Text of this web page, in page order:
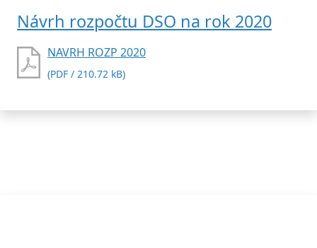
Návrh rozpočtu DSO na rok 2020
NAVRH ROZP 2020
(PDF / 210.72 kB)